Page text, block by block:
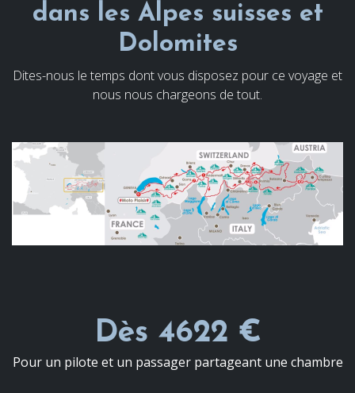
dans les Alpes suisses et
Dolomites
Dites-nous le temps dont vous disposez pour ce voyage et
nous nous chargeons de tout.
Dès 4622 €
Pour un pilote et un passager partageant une chambre